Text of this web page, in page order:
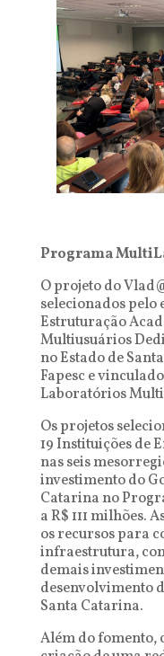
Programa
O projeto do
selecionados pelo
Estruturação
Multiusuários
no Estado de
Fapesc e
Laboratórios
Os projetos
19 Instituições de
nas seis
investimento do
Catarina no
a R$ 111 milhões.
os recursos para
infraestrutura,
demais
desenvolvimento
Santa Catarina.
Além do fomento,